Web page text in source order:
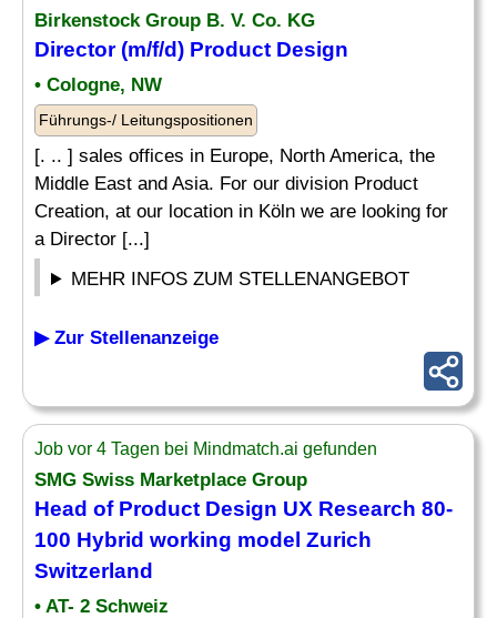
Birkenstock Group B. V. Co. KG
Director (m/f/d) Product Design
• Cologne, NW
Führungs-/ Leitungspositionen
[. .. ] sales offices in Europe, North America, the
Middle East and Asia. For our division Product
Creation, at our location in Köln we are looking for
a Director [...]
MEHR INFOS ZUM STELLENANGEBOT
▶ Zur Stellenanzeige
Job vor 4 Tagen bei Mindmatch.ai gefunden
SMG Swiss Marketplace Group
Head of Product Design UX Research 80-
100 Hybrid working model Zurich
Switzerland
• AT- 2 Schweiz